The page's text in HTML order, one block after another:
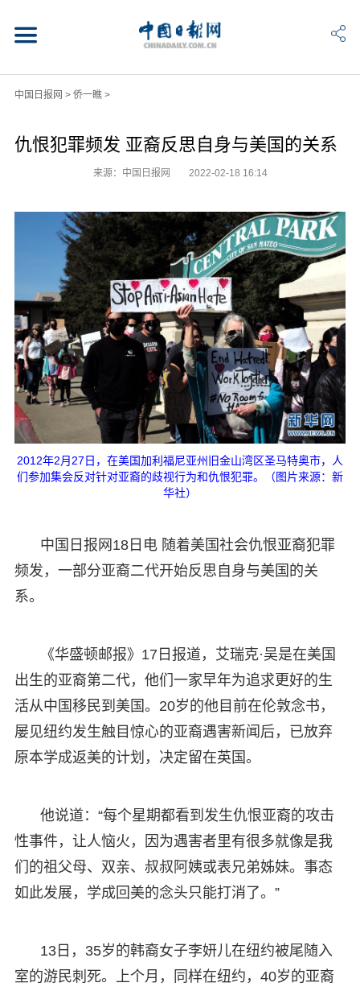
中国日报网 > 侨一瞧>
仇恨犯罪频发 亚裔反思自身与美国的关系
来源：中国日报网 2022-02-18 16:14
2012年2月27日，在美国加利福尼亚州旧金山湾区圣马特奥市，人
们参加集会反对针对亚裔的歧视行为和仇恨犯罪。（图片来源：新
华社）
中国日报网18日电 随着美国社会仇恨亚裔犯罪
频发，一部分亚裔二代开始反思自身与美国的关
系。
《华盛顿邮报》17日报道，艾瑞克·吴是在美国
出生的亚裔第二代，他们一家早年为追求更好的生
活从中国移民到美国。20岁的他目前在伦敦念书，
屡见纽约发生触目惊心的亚裔遇害新闻后，已放弃
原本学成返美的计划，决定留在英国。
他说道：“每个星期都看到发生仇恨亚裔的攻击
性事件，让人恼火，因为遇害者里有很多就像是我
们的祖父母、双亲、叔叔阿姨或表兄弟姊妹。事态
如此发展，学成回美的念头只能打消了。”
13日，35岁的韩裔女子李妍儿在纽约被尾随入
室的游民刺死。上个月，同样在纽约，40岁的亚裔